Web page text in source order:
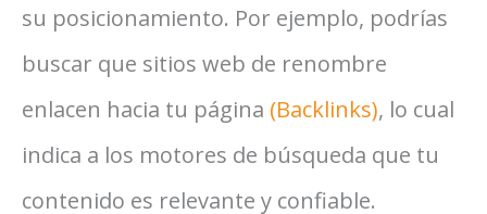
su posicionamiento. Por ejemplo, podrías
buscar que sitios web de renombre
enlacen hacia tu página (Backlinks), lo cual
indica a los motores de búsqueda que tu
contenido es relevante y confiable.